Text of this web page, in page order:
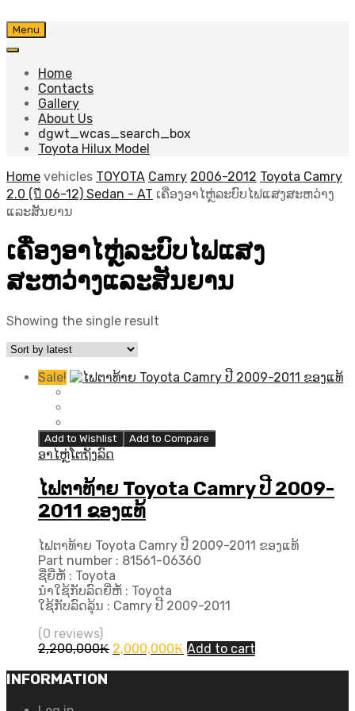
Skip
to
Menu
Home
Contacts
Gallery
About Us
dgwt_wcas_search_box
Toyota Hilux Model
Home vehicles TOYOTA Camry 2006-2012 Toyota Camry
2.0 (ปี 06-12) Sedan - AT ເຄື່ອງອາໄຫຼ່ລະບົບໄຟແສງສະຫວ່າງ
ແລະສັນຍານ
ເຄື່ອງອາໄຫຼ່ລະບົບໄຟແສງ
ສະຫວ່າງແລະສັນຍານ
Showing the single result
Sale!
Add to Wishlist Add to Compare
ອາໄຫຼ່ໂຕຖັງລົດ
ໄຟຕາທ້າຍ Toyota Camry ປີ 2009-
2011 ຂອງແທ້
ໄຟຕາທ້າຍ Toyota Camry ປີ 2009-2011 ຂອງແທ້
Part number : 81561-06360
ຊື່ຍີ່ຫໍ້ : Toyota
ນຳໃຊ້ກັບລົດຍີ່ຫໍ້ : Toyota
ໃຊ້ກັບລົດລຸ້ນ : Camry ປີ 2009-2011
(0 reviews)
2,200,000₭ Original
2,000,000₭ Current
Add to cart
INFORMATION